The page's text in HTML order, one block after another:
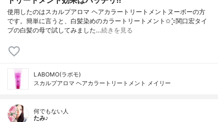
使用したのはスカルプアロマ ヘアカラートリートメントヌーボーの方
です。簡単に言うと、白髪染めのカラートリートメント✩︎⡱関口宏タイ
プの白髪の母で試してみました‎…続きを見る
LABOMO(ラボモ)
スカルプアロマ ヘアカラートリートメント メイリー
何でもない人
たみ♪